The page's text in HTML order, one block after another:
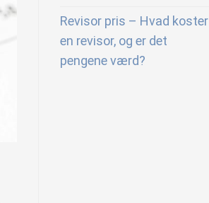
Revisor pris – Hvad koster
en revisor, og er det
pengene værd?